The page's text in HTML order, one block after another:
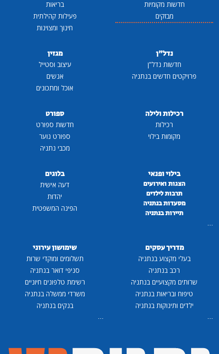
חדשות מקומיות
מבזקים
בריאות
פעילות קהילתית
חינוך ומצוינות
נדל"ן
חדשות נדל"ן
פרויקטים חדשים בנתניה
מגזין
עיצוב וסטייל
אנשים
אוכל ומתכונים
רכילות ולילה
רכילות
מקומות בילוי
ספורט
חדשות ספורט
ספורט נוער
מכבי נתניה
בילוי ופנאי
הצגות ואירועים
תרבות לילדים
מסעדות בנתניה
תיירות בנתניה
...
בלוגים
דעה אישית
יהדות
הפינה המשפטית
מדריך עסקים
בעלי מקצוע בנתניה
רכב בנתניה
שרותים מקצועיים בנתניה
טיפוח ובריאות בנתניה
ילדים ותינוקות בנתניה
...
שימושון עירוני
תשלומים ומוקדי שרות
סניפי דואר בנתניה
רשימת טלפונים חיוניים
משרדי ממשלה בנתניה
בנקים בנתניה
...